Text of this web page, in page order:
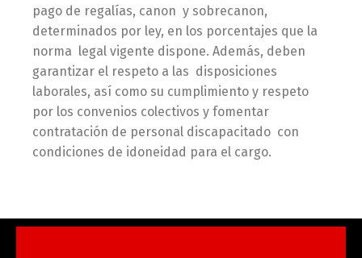
pago de regalías, canon y sobrecanon,
determinados por ley, en los porcentajes que la
norma legal vigente dispone. Además, deben
garantizar el respeto a las disposiciones
laborales, así como su cumplimiento y respeto
por los convenios colectivos y fomentar
contratación de personal discapacitado con
condiciones de idoneidad para el cargo.